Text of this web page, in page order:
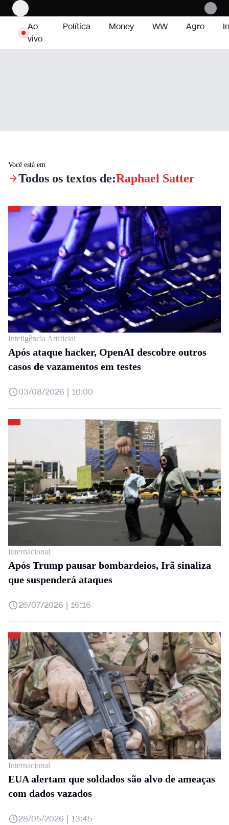
Pular para o conteúdo
Ao
vivo
Política Money WW Agro
Você está em
Todos os textos de:Raphael Satter
Inteligência Artificial
Após ataque hacker, OpenAI descobre outros
casos de vazamentos em testes
03/08/2026 | 10:00
Internacional
Após Trump pausar bombardeios, Irã sinaliza
que suspenderá ataques
26/07/2026 | 16:16
Internacional
EUA alertam que soldados são alvo de ameaças
com dados vazados
28/05/2026 | 13:45